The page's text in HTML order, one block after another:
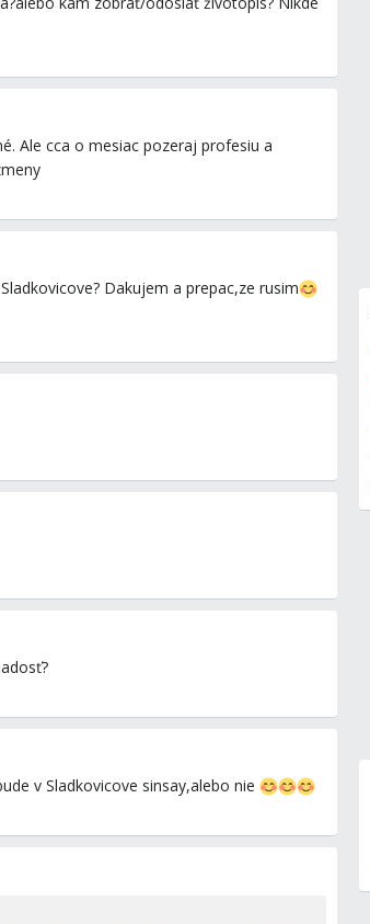
Ale cca o mesiac pozeraj profesiu a
Dakujem a prepac,ze rusim
v Sladkovicove sinsay,alebo nie